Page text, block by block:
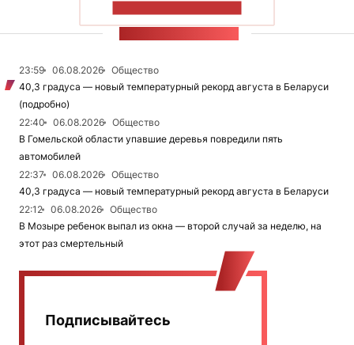
23:59 06.08.2026
Общество
40,3 градуса — новый температурный рекорд августа в Беларуси
(подробно)
22:40
06.08.2026
Общество
В Гомельской области упавшие деревья повредили пять
автомобилей
22:37
06.08.2026
Общество
40,3 градуса — новый температурный рекорд августа в Беларуси
22:12
06.08.2026
Общество
В Мозыре ребенок выпал из окна — второй случай за неделю, на
этот раз смертельный
Подписывайтесь